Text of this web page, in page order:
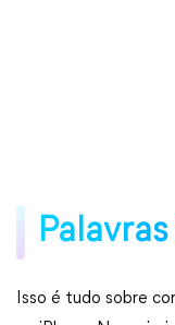
Isso é tudo sobre